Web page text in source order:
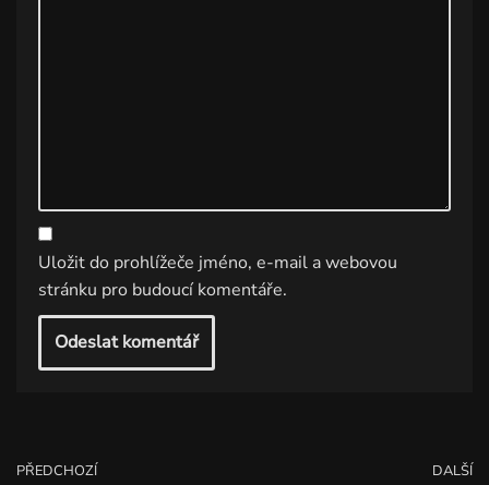
Uložit do prohlížeče jméno, e-mail a webovou
stránku pro budoucí komentáře.
PŘEDCHOZÍ DALŠÍ